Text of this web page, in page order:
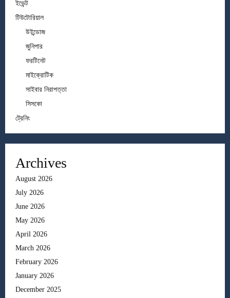
ইভেন্ট
টিউটোরিয়াল
উইন্ডোজ
জুনিপার
ফরটিনেট
মাইক্রোটিক
সাইবার নিরাপত্তা
সিসকো
ট্রেনিং
Archives
August 2026
July 2026
June 2026
May 2026
April 2026
March 2026
February 2026
January 2026
December 2025